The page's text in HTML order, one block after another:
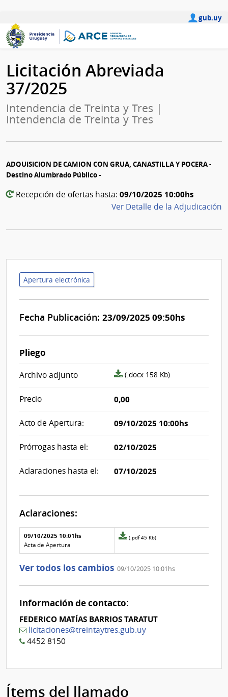
gub.uy
Licitación Abreviada
37/2025
Intendencia de Treinta y Tres |
Intendencia de Treinta y Tres
ADQUISICION DE CAMION CON GRUA, CANASTILLA Y POCERA -
Destino Alumbrado Público -
Recepción de ofertas hasta: 09/10/2025 10:00hs
Ver Detalle de la Adjudicación
Apertura electrónica
Fecha Publicación: 23/09/2025 09:50hs
Pliego
Archivo adjunto
archivo
(.docx 158 Kb)
Precio 0,00
Acto de Apertura: 09/10/2025 10:00hs
Prórrogas hasta el: 02/10/2025
Aclaraciones hasta el: 07/10/2025
Aclaraciones:
Aclaraciones del llamado
Fecha y
texto de
la
Archivo
de la
09/10/2025 10:01hs
Acta de Apertura
Archivo
de
aclaración
0
(.pdf 45 Kb)
Ver todos los cambios 09/10/2025 10:01hs
Información de contacto:
FEDERICO MATÍAS BARRIOS TARATUT
licitaciones@treintaytres.gub.uy
4452 8150
Ítems del llamado